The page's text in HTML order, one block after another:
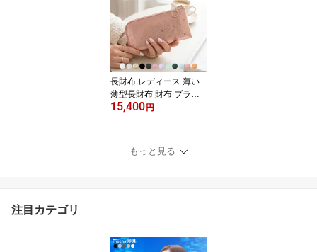
ップ [55cm] [6色] [NC166
0] 風に強い 折り畳み日傘
UVカット 紫外線対策 レ
ディース UV対策 贈り物
母の日
長財布 レディース 薄い
薄型長財布 財布 ブラン
ド 日本製 本革 スワロフ
[GS574] [12色] 軽い キラ
キラ 薄型 金運 社会人 新
15,400円
もっと見る
注目カテゴリ